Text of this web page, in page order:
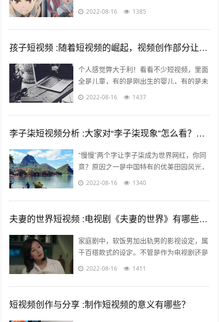
一次接触动漫是什么时候，绝大多数的老漫
吧...
2022-08-16 1385
孩子短视频 :随着短视频的崛起，视频创作部分让儿童入境，这对孩子是否有利？
个人感觉弊大于利！看看不少短视频，里面
全是儿童，有的是刚出生的婴儿，有的是未
上幼儿园的幼儿，有的是幼儿园的孩子，还
2022-08-16 1437
李子柒短视频分析 :大家对“李子柒现象”怎么看？她成功的背后原因是什么？
“慢慢”两个字让李子柒成为世界网红，你同
意？原因之一是中国特有的优美田园风光，
慢慢出现。二是历史悠久的中国农耕生活，
2022-08-16 1340
夫妻的世界短视频 :电视剧《夫妻的世界》有哪些槽点？
家庭剧中，软饭男加出轨男的影视设定，属
于百搭款式的设定。不管是作为电视剧还是
电影，长的短的都有讲不完的故事；也都能
2022-08-16 1411
短视频创作与分享 :制作短视频的意义有哪些？